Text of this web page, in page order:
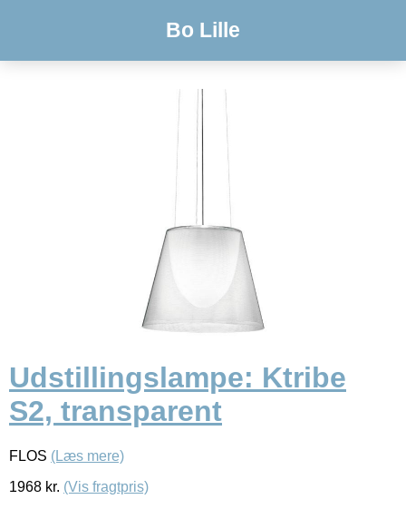
Bo Lille
Udstillingslampe: Ktribe
S2, transparent
FLOS (Læs mere)
1968 kr. (Vis fragtpris)